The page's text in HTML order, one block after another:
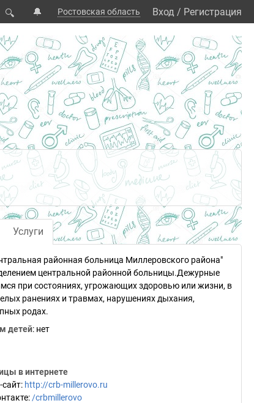
🔍 🔔 Ростовская область Вход / Регистрация
Услуги
районная больница Миллеровского района"
центральной районной больницы.Дежурные
при состояниях, угрожающих здоровью или жизни, в
ранениях и травмах, нарушениях дыхания,
родах.
детей: нет
в интернете
сайт: http://crb-millerovo.ru
: /crbmillerovo